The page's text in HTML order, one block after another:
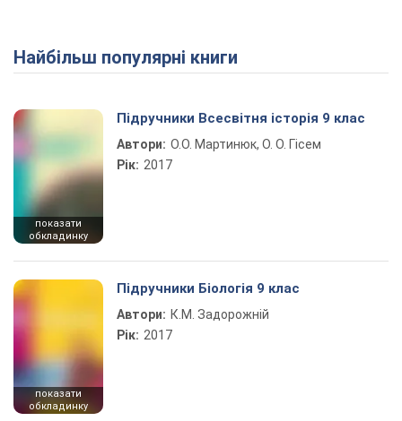
Play Video
Найбільш популярні книги
показати
обкладинку
Підручники Всесвітня історія 9 клас
Автори: О.О. Мартинюк, О. О. Гісем
Рік: 2017
показати
обкладинку
Підручники Біологія 9 клас
Автори: К.М. Задорожній
Рік: 2017